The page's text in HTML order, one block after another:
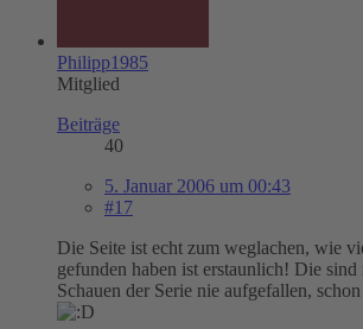
Philipp1985
Mitglied
Beiträge
40
5. Januar 2006 um 00:43
#17
Die Seite ist echt zum weglachen, wie
gefunden haben ist erstaunlich! Die
Schauen der Serie nie aufgefallen,